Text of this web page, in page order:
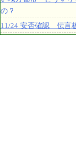
の？
11/24 安否確認 伝言